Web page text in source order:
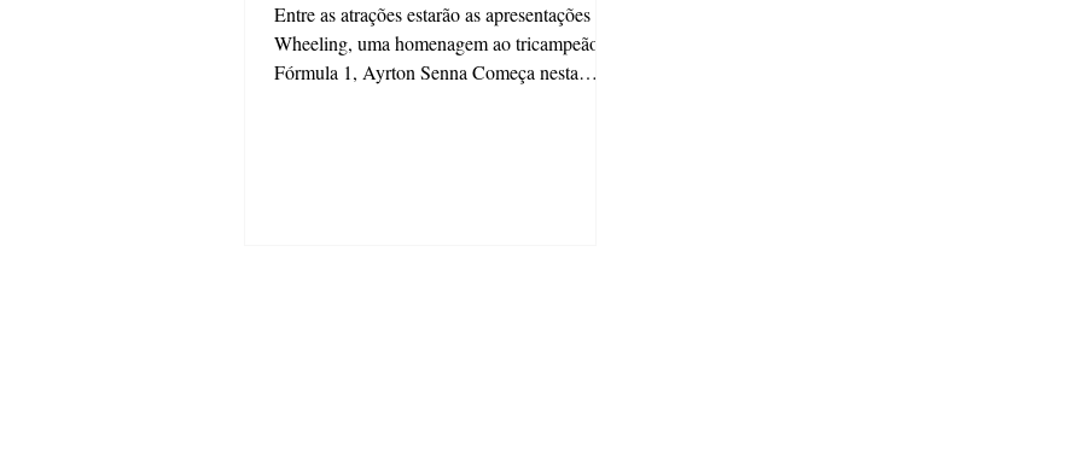
Entre as atrações estarão as apresentações de
Wheeling, uma homenagem ao tricampeão de
Fórmula 1, Ayrton Senna Começa nesta